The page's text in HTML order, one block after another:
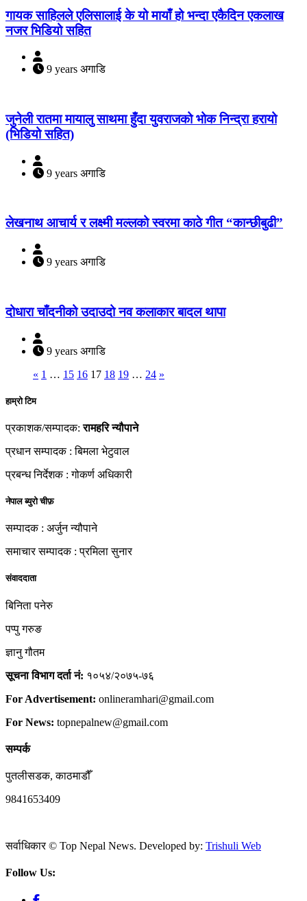
गायक साहिलले एलिसालाई के यो मायाँ हो भन्दा एकैदिन एकलाख
नजर भिडियो सहित
9 years अगाडि
जुनेली रातमा मायालु साथमा हुँदा युवराजको भोक निन्द्रा हरायो
(भिडियो सहित)
9 years अगाडि
लेखनाथ आचार्य र लक्ष्मी मल्लको स्वरमा काठे गीत “कान्छीबुढी”
9 years अगाडि
दोधारा चाँदनीको उदाउदो नव कलाकार बादल थापा
9 years अगाडि
« 1 … 15 16 17 18 19 … 24 »
हाम्रो टिम
प्रकाशक/सम्पादक:रामहरि न्यौपाने
प्रधान सम्पादक : बिमला भेटुवाल
प्रबन्ध निर्देशक : गोकर्ण अधिकारी
नेपाल ब्युरो चीफ़
सम्पादक : अर्जुन न्यौपाने
समाचार सम्पादक : प्रमिला सुनार
संवाददाता
बिनिता पनेरु
पप्पु गरुङ
ज्ञानु गौतम
सूचना विभाग दर्ता नं: १०५४/२०७५-७६
For Advertisement: onlineramhari@gmail.com
For News: topnepalnew@gmail.com
सम्पर्क
पुतलीसडक, काठमाडौँ
9841653409
सर्वाधिकार © Top Nepal News. Developed by: Trishuli Web
Follow Us: